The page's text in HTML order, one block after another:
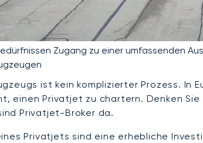
Zugang zu einer umfassenden
ist kein komplizierter Prozess. In
einen Privatjet zu chartern. Denken Sie
Privatjet-Broker da.
Privatjets sind eine erhebliche